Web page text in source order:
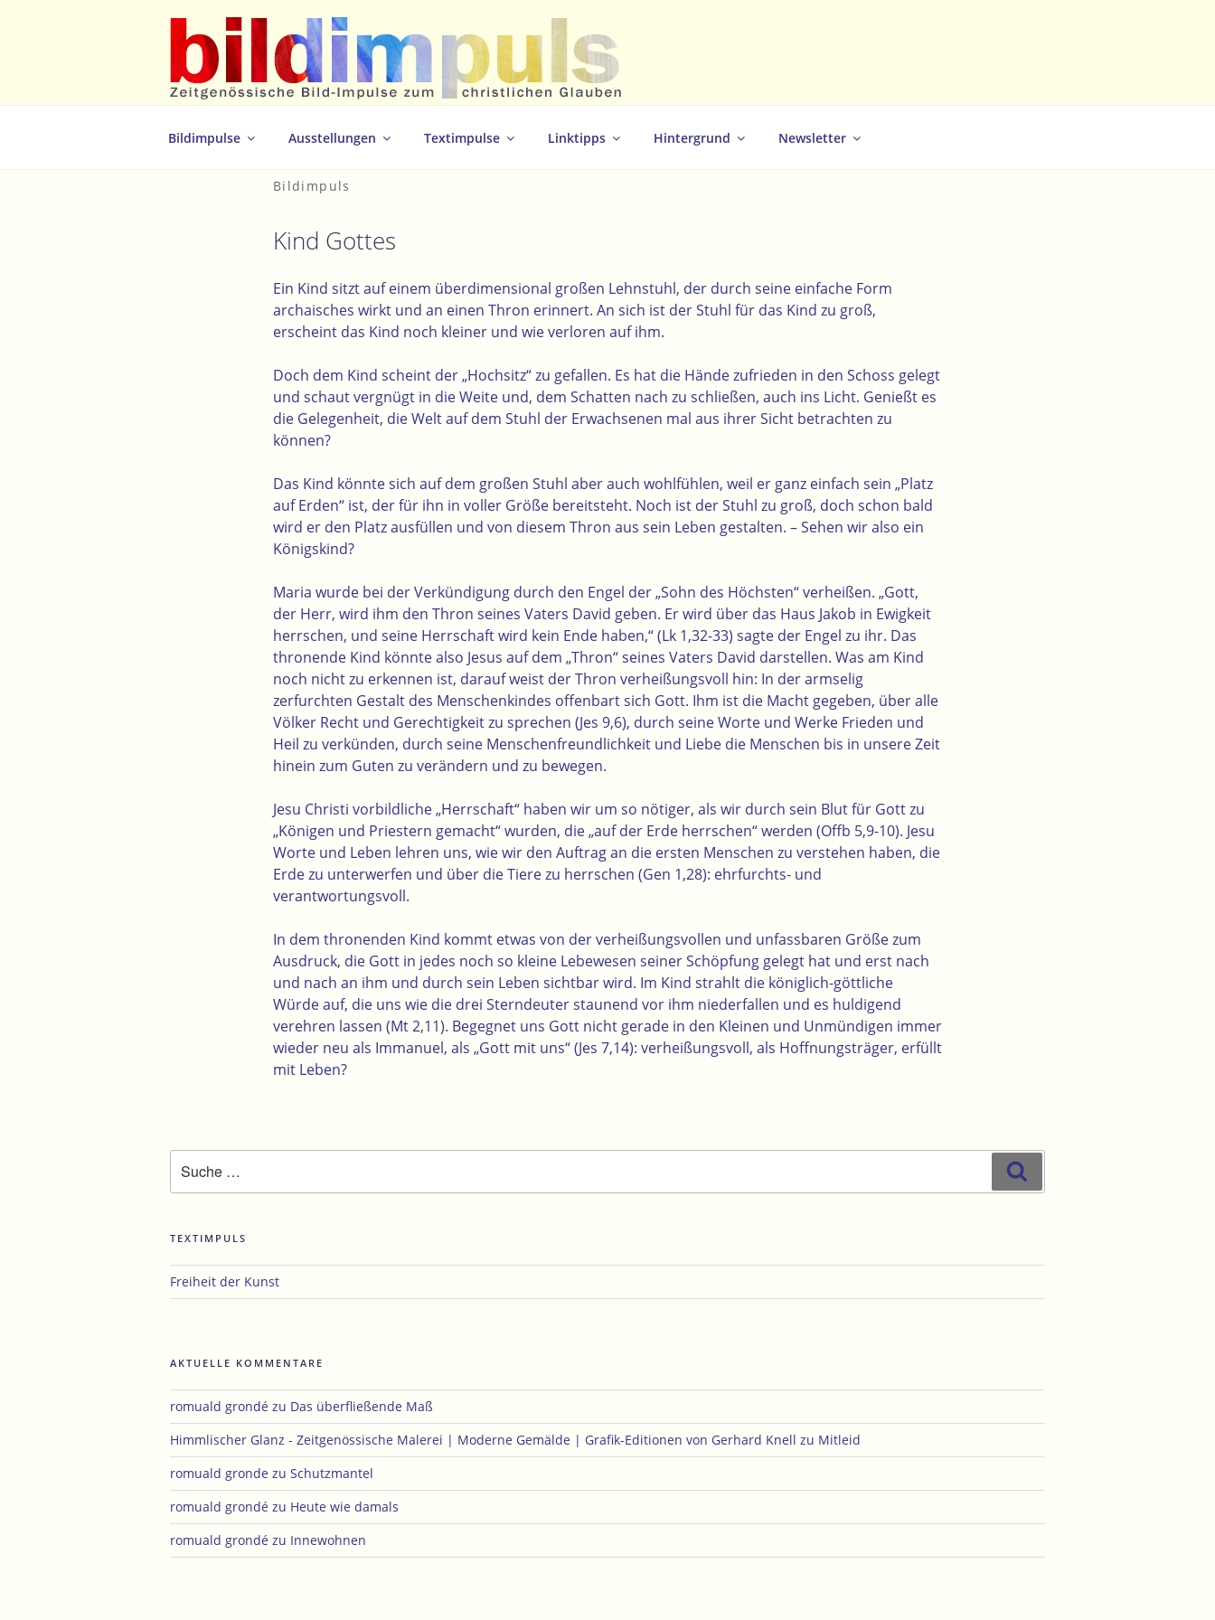
Bildimpulse Ausstellungen Textimpulse Linktipps Hintergrund Newsletter
Bildimpuls
Kind Gottes
Ein Kind sitzt auf einem überdimensional großen Lehnstuhl, der durch seine einfache Form
archaisches wirkt und an einen Thron erinnert. An sich ist der Stuhl für das Kind zu groß,
erscheint das Kind noch kleiner und wie verloren auf ihm.
Doch dem Kind scheint der „Hochsitz“ zu gefallen. Es hat die Hände zufrieden in den Schoss gelegt
und schaut vergnügt in die Weite und, dem Schatten nach zu schließen, auch ins Licht. Genießt es
die Gelegenheit, die Welt auf dem Stuhl der Erwachsenen mal aus ihrer Sicht betrachten zu
können?
Das Kind könnte sich auf dem großen Stuhl aber auch wohlfühlen, weil er ganz einfach sein „Platz
auf Erden“ ist, der für ihn in voller Größe bereitsteht. Noch ist der Stuhl zu groß, doch schon bald
wird er den Platz ausfüllen und von diesem Thron aus sein Leben gestalten. – Sehen wir also ein
Königskind?
Maria wurde bei der Verkündigung durch den Engel der „Sohn des Höchsten“ verheißen. „Gott,
der Herr, wird ihm den Thron seines Vaters David geben. Er wird über das Haus Jakob in Ewigkeit
herrschen, und seine Herrschaft wird kein Ende haben,“ (Lk 1,32-33) sagte der Engel zu ihr. Das
thronende Kind könnte also Jesus auf dem „Thron“ seines Vaters David darstellen. Was am Kind
noch nicht zu erkennen ist, darauf weist der Thron verheißungsvoll hin: In der armselig
zerfurchten Gestalt des Menschenkindes offenbart sich Gott. Ihm ist die Macht gegeben, über alle
Völker Recht und Gerechtigkeit zu sprechen (Jes 9,6), durch seine Worte und Werke Frieden und
Heil zu verkünden, durch seine Menschenfreundlichkeit und Liebe die Menschen bis in unsere Zeit
hinein zum Guten zu verändern und zu bewegen.
Jesu Christi vorbildliche „Herrschaft“ haben wir um so nötiger, als wir durch sein Blut für Gott zu
„Königen und Priestern gemacht“ wurden, die „auf der Erde herrschen“ werden (Offb 5,9-10). Jesu
Worte und Leben lehren uns, wie wir den Auftrag an die ersten Menschen zu verstehen haben, die
Erde zu unterwerfen und über die Tiere zu herrschen (Gen 1,28): ehrfurchts- und
verantwortungsvoll.
In dem thronenden Kind kommt etwas von der verheißungsvollen und unfassbaren Größe zum
Ausdruck, die Gott in jedes noch so kleine Lebewesen seiner Schöpfung gelegt hat und erst nach
und nach an ihm und durch sein Leben sichtbar wird. Im Kind strahlt die königlich-göttliche
Würde auf, die uns wie die drei Sterndeuter staunend vor ihm niederfallen und es huldigend
verehren lassen (Mt 2,11). Begegnet uns Gott nicht gerade in den Kleinen und Unmündigen immer
wieder neu als Immanuel, als „Gott mit uns“ (Jes 7,14): verheißungsvoll, als Hoffnungsträger, erfüllt
mit Leben?
nach:
TEXTIMPULS
Freiheit der Kunst
AKTUELLE KOMMENTARE
romuald grondé zu Das überfließende Maß
Himmlischer Glanz - Zeitgenössische Malerei | Moderne Gemälde | Grafik-Editionen von Gerhard Knell zu Mitleid
romuald gronde zu Schutzmantel
romuald grondé zu Heute wie damals
romuald grondé zu Innewohnen